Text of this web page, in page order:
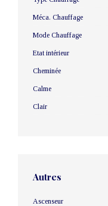
Méca. Chauffage
Mode Chauffage
Etat intérieur
Cheminée
Calme
Clair
Autres
Ascenseur